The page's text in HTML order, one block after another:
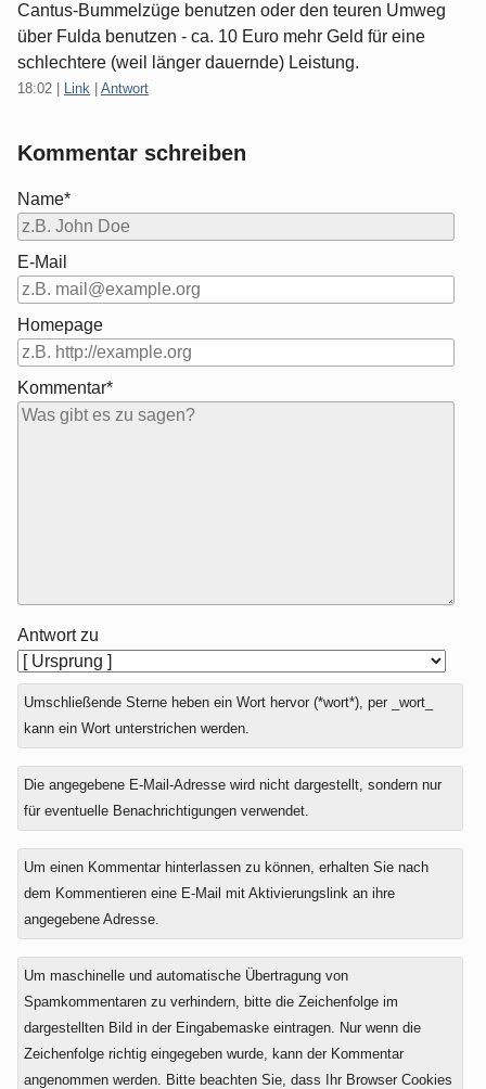
Cantus-Bummelzüge benutzen oder den teuren Umweg
über Fulda benutzen - ca. 10 Euro mehr Geld für eine
schlechtere (weil länger dauernde) Leistung.
18:02 Link Antwort
Kommentar schreiben
Name*
E-Mail
Homepage
Kommentar*
Antwort zu
Umschließende Sterne heben ein Wort hervor (*wort*), per _wort_
kann ein Wort unterstrichen werden.
Die angegebene E-Mail-Adresse wird nicht dargestellt, sondern nur
für eventuelle Benachrichtigungen verwendet.
Um einen Kommentar hinterlassen zu können, erhalten Sie nach
dem Kommentieren eine E-Mail mit Aktivierungslink an ihre
angegebene Adresse.
Um maschinelle und automatische Übertragung von
Spamkommentaren zu verhindern, bitte die Zeichenfolge im
dargestellten Bild in der Eingabemaske eintragen. Nur wenn die
Zeichenfolge richtig eingegeben wurde, kann der Kommentar
angenommen werden. Bitte beachten Sie, dass Ihr Browser Cookies